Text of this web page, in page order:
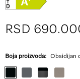
RSD
Boja proizvoda: Obsidijan